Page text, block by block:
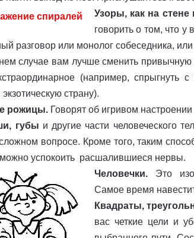
Узоры, как на
говорить о том, что
разговор или монолог собеседника,
случае вам лучше сменить привычную
(например, спрыгнуть
экзотическую страну).
рожицы.Говорят об игривом
губы и другие части человеческого
вопросе. Кроме того, таким
успокоить расшалившиеся нервы.
Человечки.Это
Самое время
Квадраты,
вас четкие цели и